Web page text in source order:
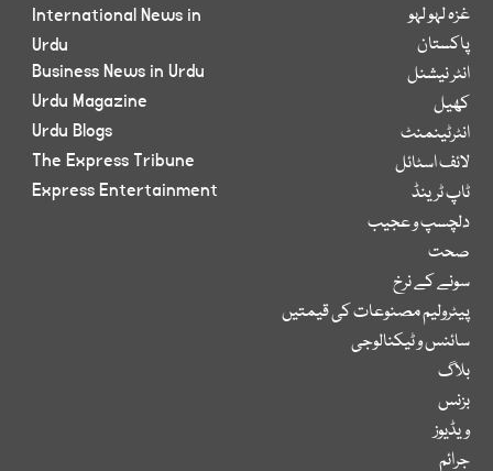
غزہ لہو لہو
پاکستان
انٹر نیشنل
کھیل
انٹرٹینمنٹ
لائف اسٹائل
ٹاپ ٹرینڈ
دلچسپ و عجیب
صحت
سونے کے نرخ
پیٹرولیم مصنوعات کی قیمتیں
سائنس و ٹیکنالوجی
بلاگ
بزنس
ویڈیوز
جرائم
International News in
Urdu
Business News in Urdu
Urdu Magazine
Urdu Blogs
The Express Tribune
Express Entertainment